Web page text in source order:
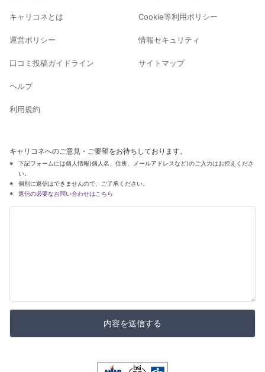
キャリコネとは
運営ポリシー
口コミ投稿ガイドライン
ヘルプ
利用規約
Cookie等利用ポリシー
情報セキュリティ
サイトマップ
キャリコネへのご意見・ご要望をお待ちしております。
下記フォームには個人情報(個人名、住所、メールアドレスなど)のご入力はお控えくださ
い。
個別に返信はできませんので、ご了承ください。
返信の必要なお問い合わせはこちら
内容を送信する